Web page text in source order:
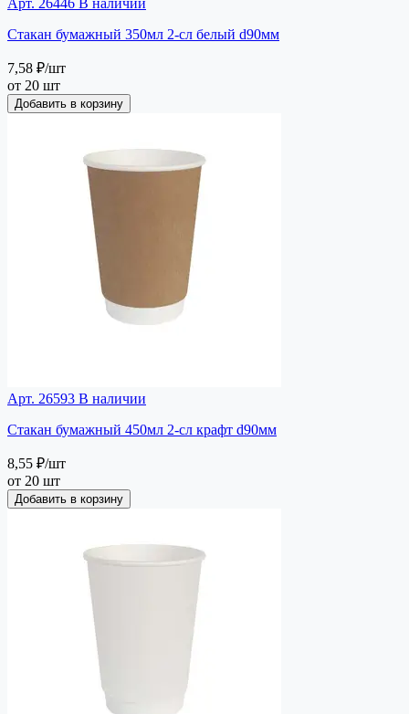
Стакан бумажный 350мл 2-сл белый d90мм
7,58 ₽/шт
от 20 шт
Добавить в корзину
Арт. 26593 В наличии
Стакан бумажный 450мл 2-сл крафт d90мм
8,55 ₽/шт
от 20 шт
Добавить в корзину